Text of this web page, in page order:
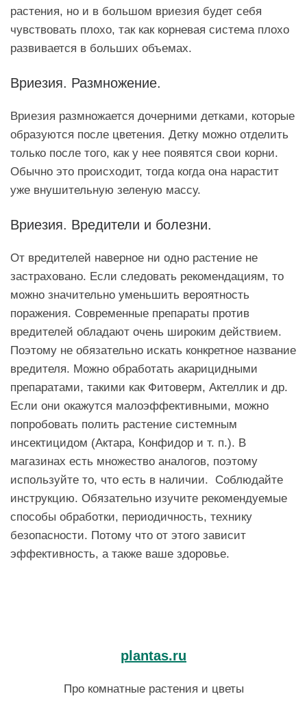
растения, но и в большом вриезия будет себя
чувствовать плохо, так как корневая система плохо
развивается в больших объемах.
Вриезия. Размножение.
Вриезия размножается дочерними детками, которые
образуются после цветения. Детку можно отделить
только после того, как у нее появятся свои корни.
Обычно это происходит, тогда когда она нарастит
уже внушительную зеленую массу.
Вриезия. Вредители и болезни.
От вредителей наверное ни одно растение не
застраховано. Если следовать рекомендациям, то
можно значительно уменьшить вероятность
поражения. Современные препараты против
вредителей обладают очень широким действием.
Поэтому не обязательно искать конкретное название
вредителя. Можно обработать акарицидными
препаратами, такими как Фитоверм, Актеллик и др.
Если они окажутся малоэффективными, можно
попробовать полить растение системным
инсектицидом (Актара, Конфидор и т. п.). В
магазинах есть множество аналогов, поэтому
используйте то, что есть в наличии. Соблюдайте
инструкцию. Обязательно изучите рекомендуемые
способы обработки, периодичность, технику
безопасности. Потому что от этого зависит
эффективность, а также ваше здоровье.
plantas.ru
Про комнатные растения и цветы